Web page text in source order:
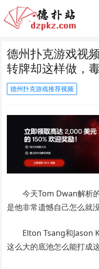
德州扑克游戏视
转牌却这样做，
德州扑克游戏推荐视频
今天Tom Dwan解析
是他非常遗憾自己怎么就
Elton Tsang和Jason
这么大的底池怎么能打成